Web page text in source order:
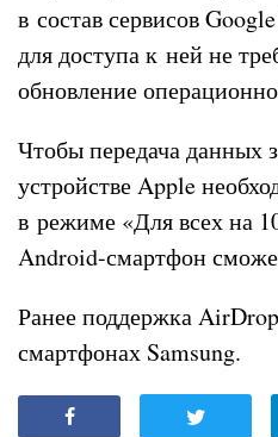
в состав сервисов
для доступа к ней не
обновление
Чтобы передача данных
устройстве Apple
в режиме «Для всех на
Android-смартфон
Ранее поддержка
смартфонах Samsung.